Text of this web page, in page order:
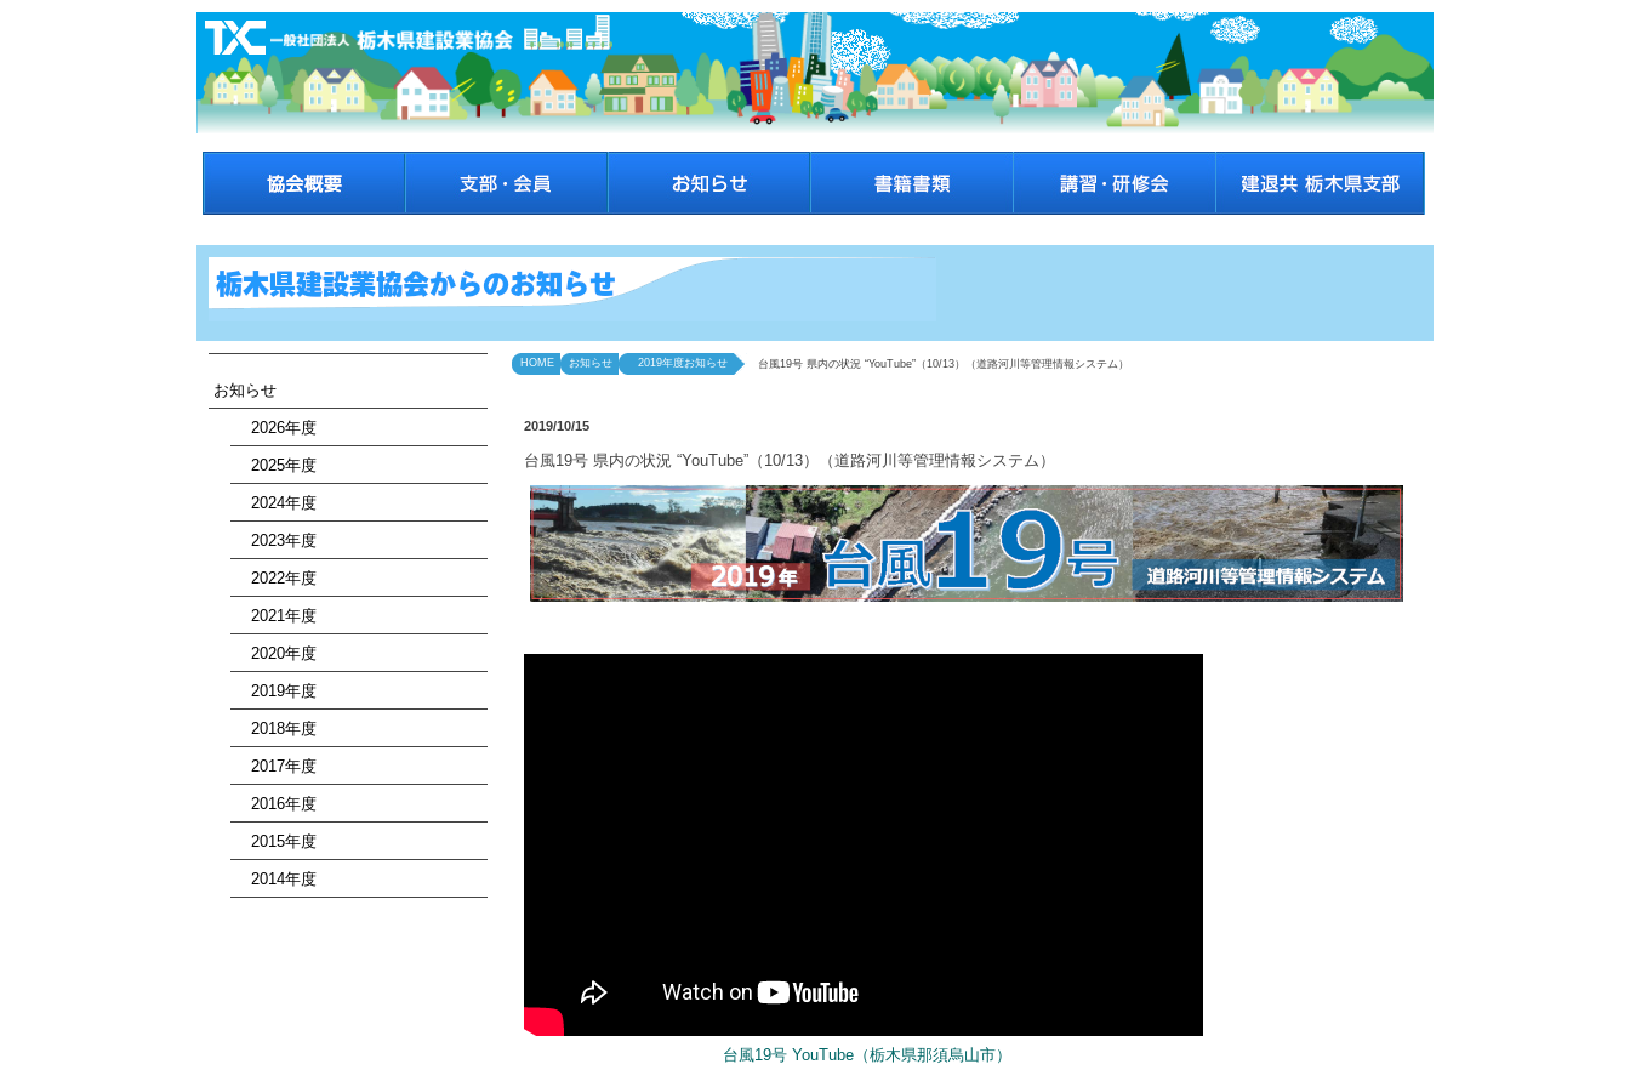
お知らせ
2026年度
2025年度
2024年度
2023年度
2022年度
2021年度
2020年度
2019年度
2018年度
2017年度
2016年度
2015年度
2014年度
HOME お知らせ 2019年度お知らせ 台風19号 県内の状況 “YouTube”（10/13）（道路河川等管理情報システム）
2019/10/15
台風19号 県内の状況 “YouTube”（10/13）（道路河川等管理情報システム）
台風19号 YouTube（栃木県那須烏山市）